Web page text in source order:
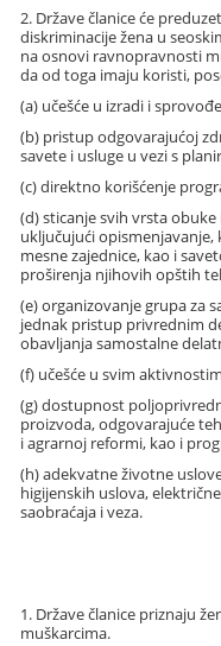
2. Države članice će
diskriminacije žena u
na osnovi ravnopravnosti
da od toga imaju koristi,
(a) učešće u izradi i
(b) pristup odgovarajućoj
savete i usluge u vezi s
(c) direktno korišćenje
(d) sticanje svih vrsta
uključujući
mesne zajednice, kao i
proširenja njihovih opštih
(e) organizovanje grupa za
jednak pristup privrednim
obavljanja samostalne
(f) učešće u svim
(g) dostupnost
proizvoda, odgovarajuće
i agrarnoj reformi, kao i
(h) adekvatne životne
higijenskih uslova,
saobraćaja i veza.
1. Države članice priznaju
muškarcima.